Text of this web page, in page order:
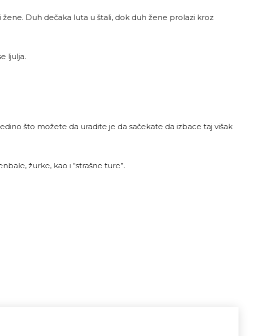
Duh dečaka luta u štali, dok duh žene prolazi kroz
ljulja.
što možete da uradite je da sačekate da izbace taj višak
žurke, kao i “strašne ture”.